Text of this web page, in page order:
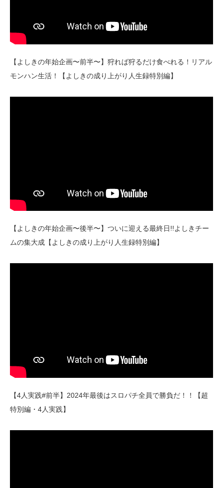
【よしきの年始企画〜前半〜】狩れば狩るだけ食べれる！リアル
モンハン生活！【よしきの成り上がり人生録特別編】
【よしきの年始企画〜後半〜】ついに迎える最終日!!よしきチー
ムの集大成【よしきの成り上がり人生録特別編】
【4人実践#前半】2024年最後はスロパチ全員で勝負だ！！【超
特別編・4人実践】